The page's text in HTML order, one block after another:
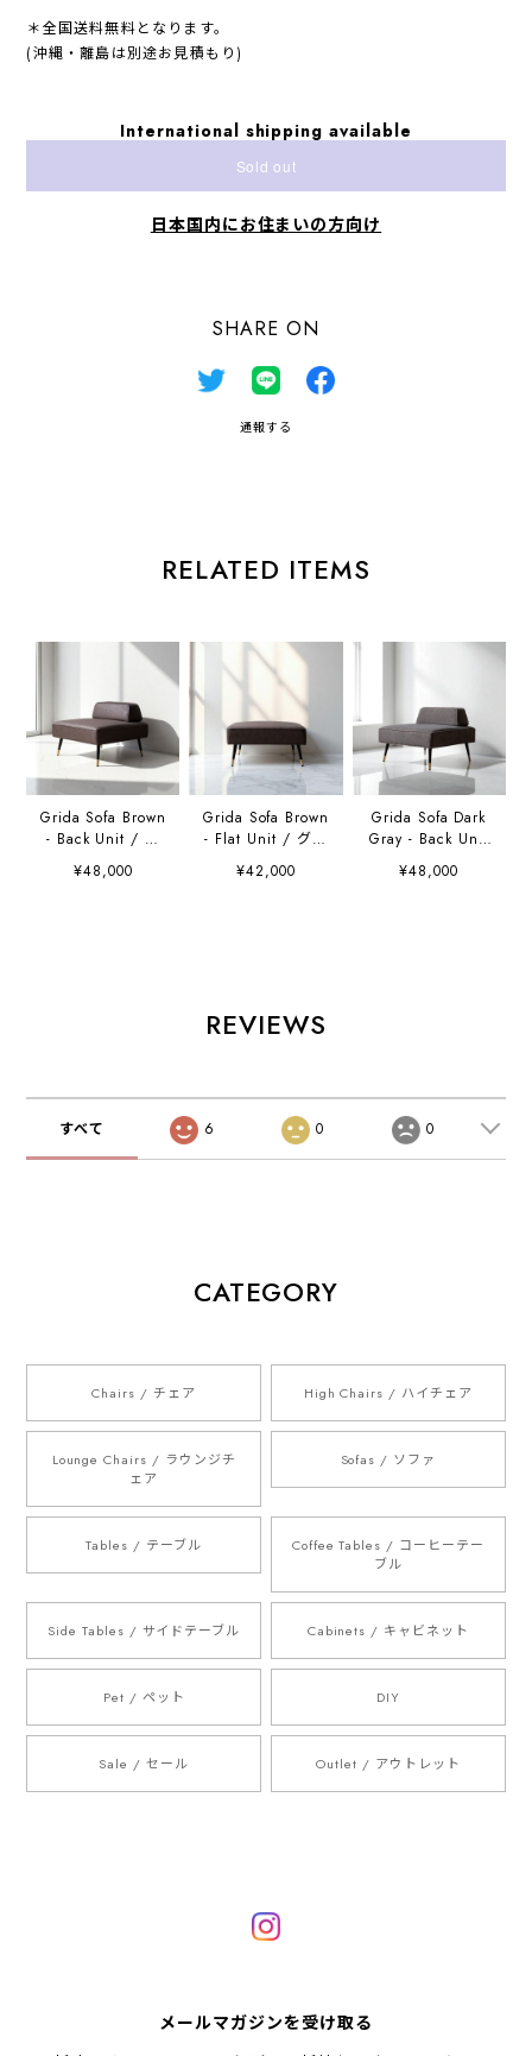
＊全国送料無料となります。
(沖縄・離島は別途お見積もり)
International shipping available
Sold out
日本国内にお住まいの方向け
SHARE ON
通報する
RELATED ITEMS
Grida Sofa Brown
- Back Unit / グ
リーダソファ ブラ
ウン - 背もたれ付
¥48,000
Grida Sofa Brown
- Flat Unit / グリ
ーダソファ ブラウ
ン - 背もたれなし
¥42,000
Grida Sofa Dark
Gray - Back Unit
/ グリーダソファ
ダークグレー - 背
¥48,000
REVIEWS
すべて 6 0 0
CATEGORY
Chairs / チェア High Chairs / ハイチェア
Lounge Chairs / ラウンジチ
ェア
Sofas / ソファ
Tables / テーブル
Coffee Tables / コーヒーテー
ブル
Side Tables / サイドテーブル Cabinets / キャビネット
Pet / ペット DIY
Sale / セール Outlet / アウトレット
メールマガジンを受け取る